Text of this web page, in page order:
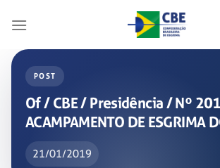
POST
Of / CBE / Presidência / Nº
ACAMPAMENTO DE ESGRIMA
21/01/2019